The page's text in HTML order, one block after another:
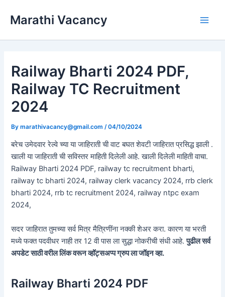
Marathi Vacancy
Railway Bharti 2024 PDF,
Railway TC Recruitment
2024
Bymarathivacancy@gmail.com /04/10/2024
बरेच उमेदवार रेल्वे च्या या जाहिराती ची वाट बघत शेवटी जाहिरात प्रसिद्ध झाली .
खाली या जाहिराती ची सविस्तर माहिती दिलेली आहे. खाली दिलेली माहिती वाचा.
Railway Bharti 2024 PDF, railway tc recruitment bharti,
railway tc bharti 2024, railway clerk vacancy 2024, rrb clerk
bharti 2024, rrb tc recruitment 2024, railway ntpc exam
2024,
सदर जाहिरात तुमच्या सर्व मित्र मैत्रिणींना नक्की शेअर करा. कारण या भरती
मध्ये फक्त पदवीधर नाही तर 12 वी पास ला सुद्धा नोकरीची संधी आहे.पुढील सर्व
अपडेट साठी वरील लिंक वरून व्हॉट्सअप्प ग्रुप ला जॉइन व्हा.
Railway Bharti 2024 PDF